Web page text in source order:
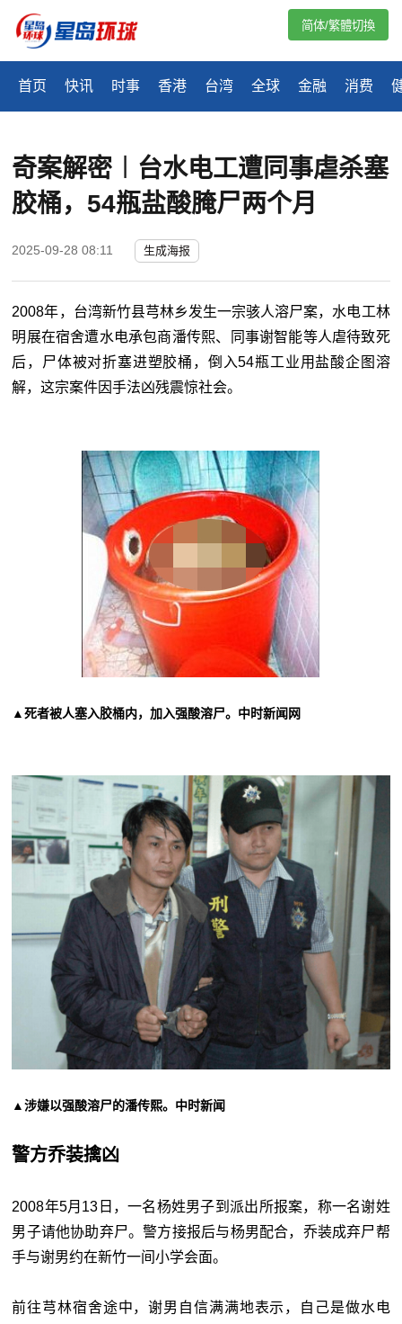
首页 快讯 时事 香港 台湾 全球 金融 消费
简体/繁體切換
奇案解密︱台水电工遭同事虐杀塞
胶桶，54瓶盐酸腌尸两个月
2025-09-28 08:11 生成海报
2008年，台湾新竹县芎林乡发生一宗骇人溶尸案，水电工林
明展在宿舍遭水电承包商潘传熙、同事谢智能等人虐待致死
后，尸体被对折塞进塑胶桶，倒入54瓶工业用盐酸企图溶
解，这宗案件因手法凶残震惊社会。
▲死者被人塞入胶桶内，加入强酸溶尸。中时新闻网
▲涉嫌以强酸溶尸的潘传熙。中时新闻
警方乔装擒凶
2008年5月13日，一名杨姓男子到派出所报案，称一名谢姓
男子请他协助弃尸。警方接报后与杨男配合，乔装成弃尸帮
手与谢男约在新竹一间小学会面。
前往芎林宿舍途中，谢男自信满满地表示，自己是做水电